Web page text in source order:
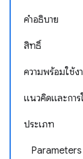
คำอธิบาย
สิทธิ์
ความพร้อมใช้ง
แนวคิดและการ
ประเภท
Parameters